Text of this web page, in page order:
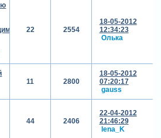
22 2554
18-05-2012
12:34:23
Олька
11 2800
18-05-2012
07:20:17
gauss
44 2406
22-04-2012
21:46:29
lena_K